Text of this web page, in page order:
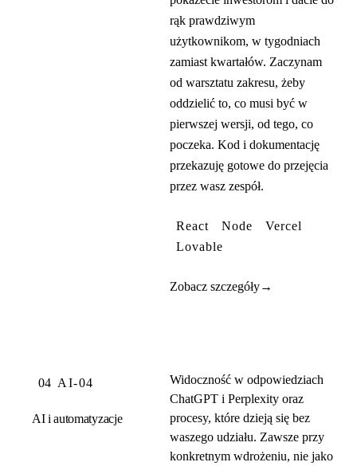
rąk prawdziwym
użytkownikom, w tygodniach
zamiast kwartałów. Zaczynam
od warsztatu zakresu, żeby
oddzielić to, co musi być w
pierwszej wersji, od tego, co
poczeka. Kod i dokumentację
przekazuję gotowe do przejęcia
przez wasz zespół.
React Node
Vercel
Lovable
Zobacz szczegóły→
04 AI-04
AI i automatyzacje
Widoczność w odpowiedziach
ChatGPT i Perplexity oraz
procesy, które dzieją się bez
waszego udziału. Zawsze przy
konkretnym wdrożeniu, nie jako